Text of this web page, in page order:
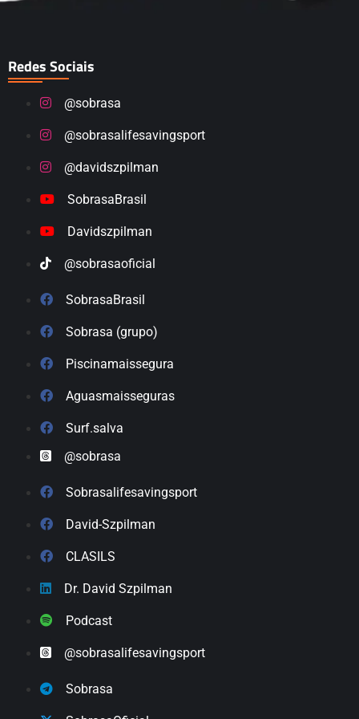
Redes Sociais
@sobrasa
@sobrasalifesavingsport
@davidszpilman
SobrasaBrasil
Davidszpilman
@sobrasaoficial
SobrasaBrasil
Sobrasa (grupo)
Piscinamaissegura
Aguasmaisseguras
Surf.salva
@sobrasa
Sobrasalifesavingsport
David-Szpilman
CLASILS
Dr. David Szpilman
Podcast
@sobrasalifesavingsport
Sobrasa